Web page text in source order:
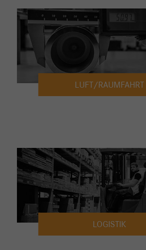
LUFT/RAUMFAHRT
LOGISTIK